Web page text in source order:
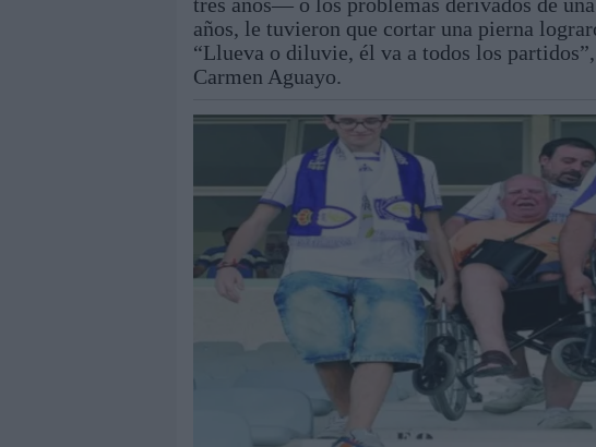
años, le tuvieron que cortar una pierna
“Llueva o diluvie, él va a todos los
Carmen Aguayo.